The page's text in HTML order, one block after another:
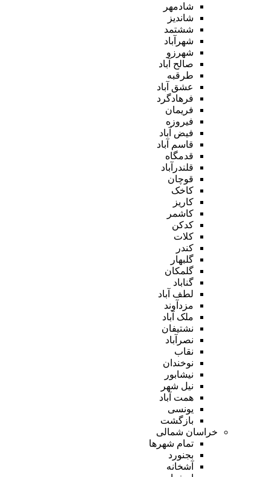
شادمهر
شاندیز
ششتمد
شهرآباد
شهرزو
صالح آباد
طرقبه
عشق آباد
فرهادگرد
فریمان
فیروزه
فیض آباد
قاسم آباد
قدمگاه
قلندرآباد
قوچان
کاخک
کاریز
کاشمر
کدکن
کلات
کندر
گلبهار
گلمکان
گناباد
لطف آباد
مزدآوند
ملک آباد
نشتیفان
نصرآباد
نقاب
نوخندان
نیشابور
نیل شهر
همت آباد
یونسی
بازگشت
خراسان شمالی
تمام شهر‌ها
بجنورد
آشخانه